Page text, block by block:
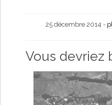
25 décembre 2014 -
Vous devriez